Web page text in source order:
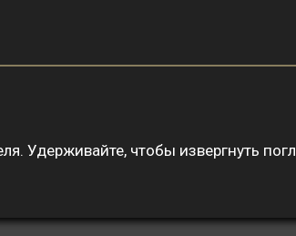
Удерживайте, чтобы извергнуть